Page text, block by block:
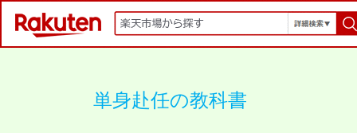
単身赴任の教科書